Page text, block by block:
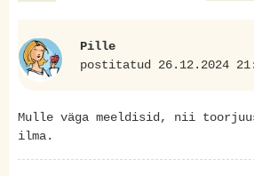
Pille
postitatud 26.12.2024
Mulle väga meeldisid, nii
ilma.